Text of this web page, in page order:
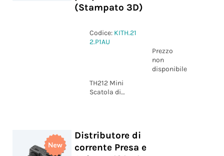
(Stampato 3D)
Codice: KITH.21
2.P1AU
Prezzo
non
disponibile
TH212 Mini
Scatola di
palo
(Stampato 3D)
Distributore di
corrente Presa e